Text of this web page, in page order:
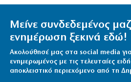
Μείνε συνδεδεμένος
ενημέρωση ξεκινά εδώ!
Ακολούθησέ μας στα social media
ενημερωμένος με τις τελευταίες
αποκλειστικό περιεχόμενο από τη